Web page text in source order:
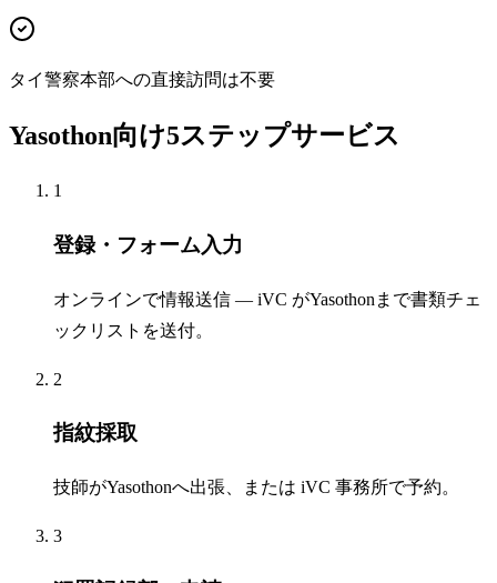
タイ警察本部への直接訪問は不要
Yasothon向け5ステップサービス
1
登録・フォーム入力
オンラインで情報送信 — iVC がYasothonまで書類チェ
ックリストを送付。
2
指紋採取
技師がYasothonへ出張、または iVC 事務所で予約。
3